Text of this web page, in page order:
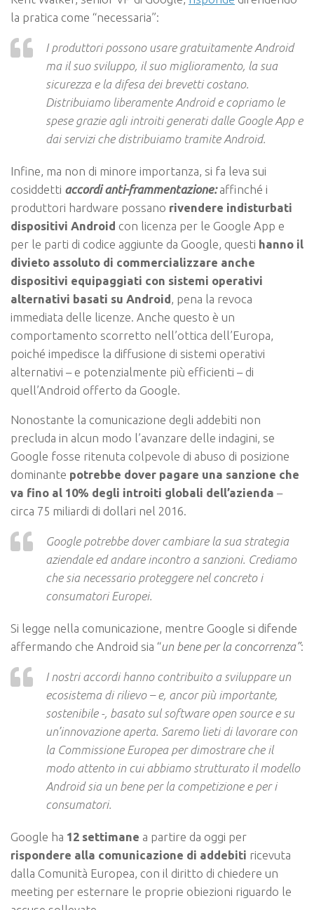
la pratica come “necessaria”:
I produttori possono usare gratuitamente Android
ma il suo sviluppo, il suo miglioramento, la sua
sicurezza e la difesa dei brevetti costano.
Distribuiamo liberamente Android e copriamo le
spese grazie agli introiti generati dalle Google App e
dai servizi che distribuiamo tramite Android.
Infine, ma non di minore importanza, si fa leva sui
cosiddetti accordi anti-frammentazione:affinché i
produttori hardware possano rivendere indisturbati
dispositivi Android con licenza per le Google App e
per le parti di codice aggiunte da Google, questi hanno il
divieto assoluto di commercializzare anche
dispositivi equipaggiati con sistemi operativi
alternativi basati su Android , pena la revoca
immediata delle licenze. Anche questo è un
comportamento scorretto nell’ottica dell’Europa,
poiché impedisce la diffusione di sistemi operativi
alternativi – e potenzialmente più efficienti – di
quell’Android offerto da Google.
Nonostante la comunicazione degli addebiti non
precluda in alcun modo l’avanzare delle indagini, se
Google fosse ritenuta colpevole di abuso di posizione
dominante potrebbe dover pagare una sanzione che
va fino al 10% degli introiti globali dell’azienda –
circa 75 miliardi di dollari nel 2016.
Google potrebbe dover cambiare la sua strategia
aziendale ed andare incontro a sanzioni. Crediamo
che sia necessario proteggere nel concreto i
consumatori Europei.
Si legge nella comunicazione, mentre Google si difende
affermando che Android sia “un bene per la concorrenza”:
I nostri accordi hanno contribuito a sviluppare un
ecosistema di rilievo – e, ancor più importante,
sostenibile -, basato sul software open source e su
un’innovazione aperta. Saremo lieti di lavorare con
la Commissione Europea per dimostrare che il
modo attento in cui abbiamo strutturato il modello
Android sia un bene per la competizione e per i
consumatori.
Google ha 12 settimane a partire da oggi per
rispondere alla comunicazione di addebiti ricevuta
dalla Comunità Europea, con il diritto di chiedere un
meeting per esternare le proprie obiezioni riguardo le